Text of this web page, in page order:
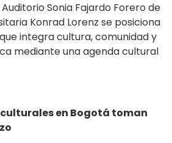
Sonia Fajardo Forero de
Konrad Lorenz se posiciona
integra cultura, comunidad y
mediante una agenda cultural
culturales en Bogotá toman